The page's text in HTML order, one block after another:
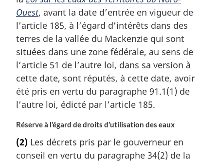
Ouest, avant la date d’entrée en vigueur de
l’article 185, à l’égard d’intérêts dans des
terres de la vallée du Mackenzie qui sont
situées dans une zone fédérale, au sens de
l’article 51 de l’autre loi, dans sa version à
cette date, sont réputés, à cette date, avoir
été pris en vertu du paragraphe 91.1(1) de
l’autre loi, édicté par l’article 185.
Réserve à l’égard de droits d’utilisation des eaux
(2) Les décrets pris par le gouverneur en
conseil en vertu du paragraphe 34(2) de la